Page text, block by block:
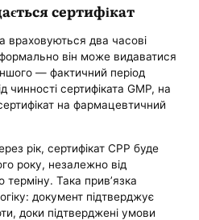
сертифікат
враховуються два часові
він може видаватися
— фактичний період
чинності сертифіката GMP, на
на фармацевтичний
рік, сертифікат CPP буде
року, незалежно від
Така прив’язка
документ підтверджує
доки підтверджені умови